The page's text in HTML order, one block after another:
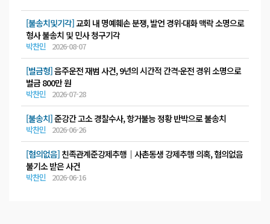
[불송치및기각] 교회 내 명예훼손 분쟁, 발언 경위·대화 맥락 소명으로
형사 불송치 및 민사 청구기각
박찬민 2026-08-07
[벌금형]음주운전 재범 사건, 9년의 시간적 간격·운전 경위 소명으로
벌금 800만 원
박찬민 2026-07-28
[불송치]준강간 고소 경찰수사, 항거불능 정황 반박으로 불송치
박찬민 2026-06-26
[혐의없음] 친족관계준강제추행│사촌동생 강제추행 의혹, 혐의없음
불기소 받은 사건
박찬민 2026-06-16